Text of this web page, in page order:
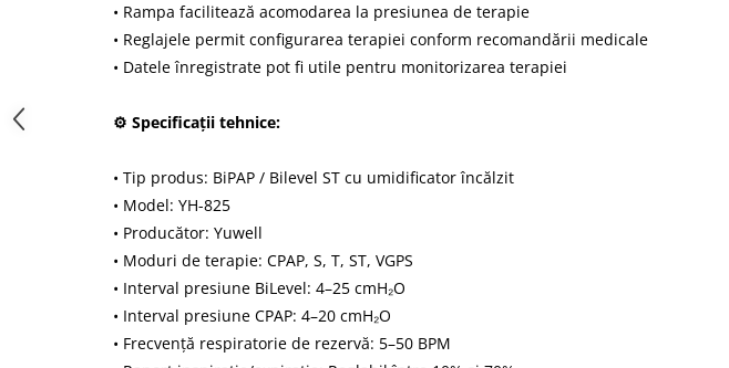
• Rampa facilitează acomodarea la presiunea de terapie
• Reglajele permit configurarea terapiei conform recomandării medicale
• Datele înregistrate pot fi utile pentru monitorizarea terapiei
⚙️ Specificații tehnice:
• Tip produs: BiPAP / Bilevel ST cu umidificator încălzit
• Model: YH-825
• Producător: Yuwell
• Moduri de terapie: CPAP, S, T, ST, VGPS
• Interval presiune BiLevel: 4–25 cmH₂O
• Interval presiune CPAP: 4–20 cmH₂O
• Frecvență respiratorie de rezervă: 5–50 BPM